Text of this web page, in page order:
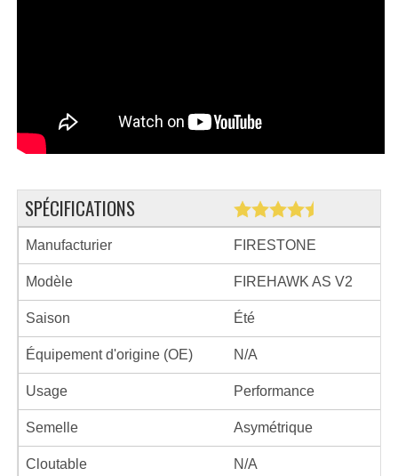
SPÉCIFICATIONS
Manufacturier FIRESTONE
Modèle FIREHAWK AS V2
Saison Été
Équipement d'origine (OE) N/A
Usage Performance
Semelle Asymétrique
Cloutable N/A